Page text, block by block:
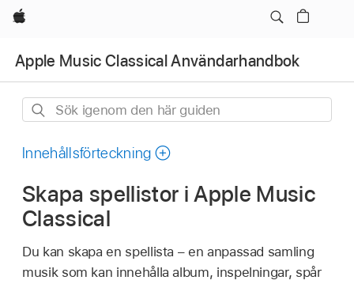
Apple
Apple Music Classical Användarhandbok
Sök
den
guiden
Innehållsförteckning
Skapa spellistor i Apple Music
Classical
Du kan skapa en spellista – en anpassad samling
musik som kan innehålla album, inspelningar, spår